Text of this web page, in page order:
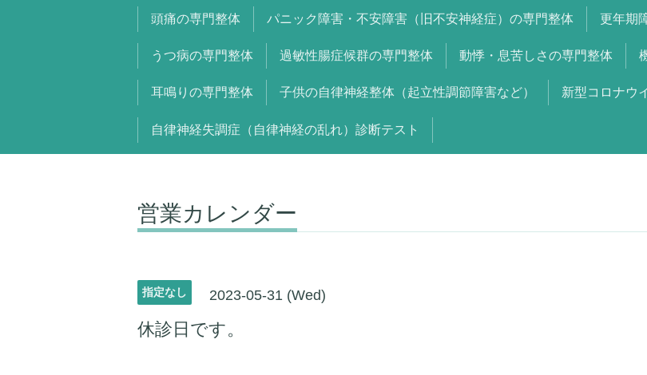
頭痛の専門整体 パニック障害・不安障害（旧不安神経症）の専門整体 更年期
うつ病の専門整体 過敏性腸症候群の専門整体 動悸・息苦しさの専門整体
耳鳴りの専門整体 子供の自律神経整体（起立性調節障害など） 新型コロナウ
自律神経失調症（自律神経の乱れ）診断テスト
営業カレンダー
指定なし 2023-05-31 (Wed)
休診日です。